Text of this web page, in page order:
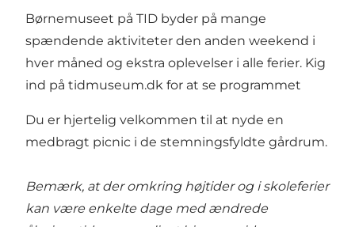
Børnemuseet på TID byder på mange
spændende aktiviteter den anden weekend i
hver måned og ekstra oplevelser i alle ferier. Kig
ind på tidmuseum.dk for at se programmet
Du er hjertelig velkommen til at nyde en
medbragt picnic i de stemningsfyldte gårdrum.
Bemærk, at der omkring højtider og i skoleferier
kan være enkelte dage med ændrede